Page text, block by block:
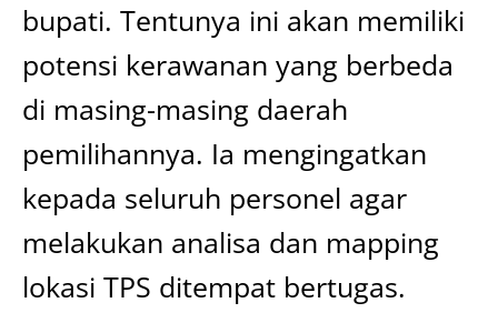
bupati. Tentunya ini akan memiliki
potensi kerawanan yang berbeda
di masing-masing daerah
pemilihannya. Ia mengingatkan
kepada seluruh personel agar
melakukan analisa dan mapping
lokasi TPS ditempat bertugas.